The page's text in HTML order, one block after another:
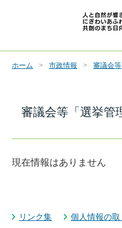
ホーム 市政情報 審議会等
審議会等「選挙管
現在情報はありません
リンク集 個人情報の